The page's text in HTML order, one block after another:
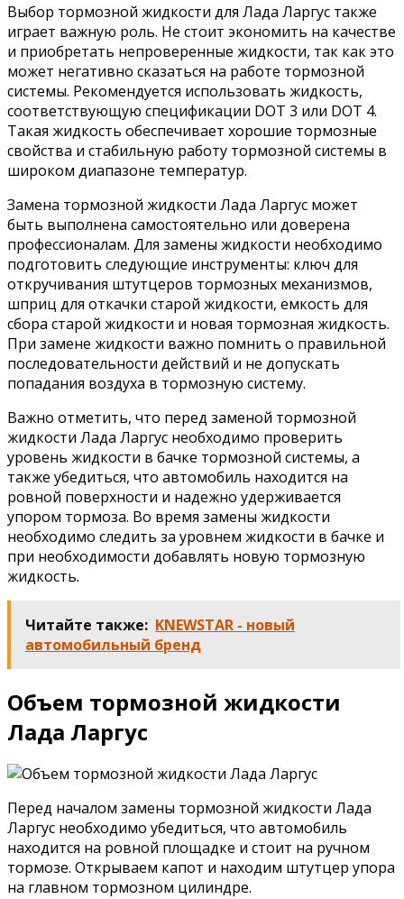
Выбор тормозной жидкости для Лада Ларгус также
играет важную роль. Не стоит экономить на качестве
и приобретать непроверенные жидкости, так как это
может негативно сказаться на работе тормозной
системы. Рекомендуется использовать жидкость,
соответствующую спецификации DOT 3 или DOT 4.
Такая жидкость обеспечивает хорошие тормозные
свойства и стабильную работу тормозной системы в
широком диапазоне температур.
Замена тормозной жидкости Лада Ларгус может
быть выполнена самостоятельно или доверена
профессионалам. Для замены жидкости необходимо
подготовить следующие инструменты: ключ для
откручивания штутцеров тормозных механизмов,
шприц для откачки старой жидкости, емкость для
сбора старой жидкости и новая тормозная жидкость.
При замене жидкости важно помнить о правильной
последовательности действий и не допускать
попадания воздуха в тормозную систему.
Важно отметить, что перед заменой тормозной
жидкости Лада Ларгус необходимо проверить
уровень жидкости в бачке тормозной системы, а
также убедиться, что автомобиль находится на
ровной поверхности и надежно удерживается
упором тормоза. Во время замены жидкости
необходимо следить за уровнем жидкости в бачке и
при необходимости добавлять новую тормозную
жидкость.
Читайте также: KNEWSTAR - новый
автомобильный бренд
Объем тормозной жидкости
Лада Ларгус
Перед началом замены тормозной жидкости Лада
Ларгус необходимо убедиться, что автомобиль
находится на ровной площадке и стоит на ручном
тормозе. Открываем капот и находим штутцер упора
на главном тормозном цилиндре.